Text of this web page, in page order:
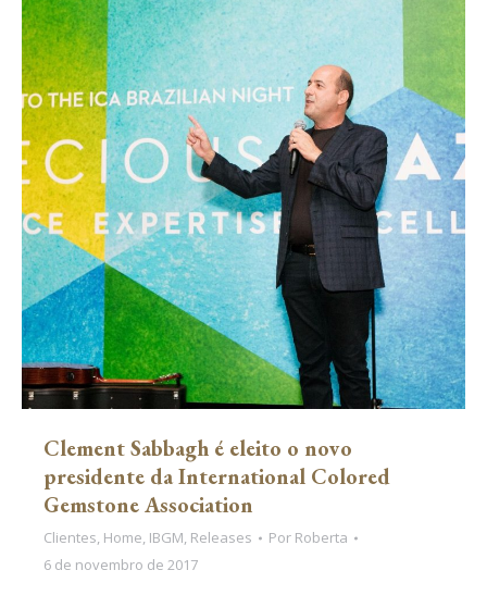
Clement Sabbagh é eleito o novo
presidente da International Colored
Gemstone Association
Clientes, Home, IBGM, Releases Por Roberta
6 de novembro de 2017